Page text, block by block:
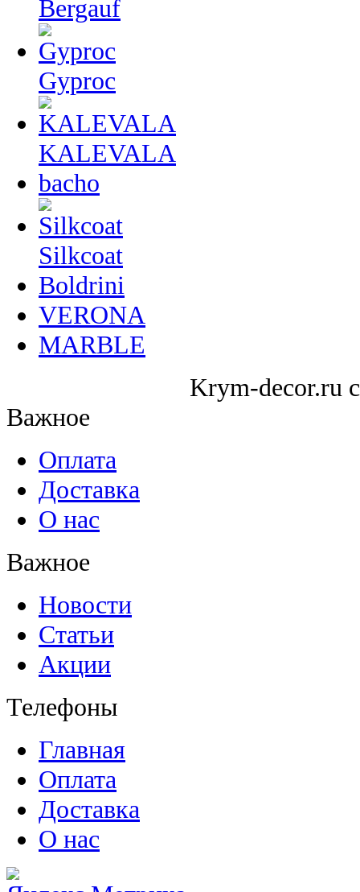
Bergauf
Gyproc
KALEVALA
bacho
Silkcoat
Boldrini
VERONA
MARBLE
Krym-decor.ru
Важное
Оплата
Доставка
О нас
Важное
Новости
Статьи
Акции
Телефоны
Главная
Оплата
Доставка
О нас